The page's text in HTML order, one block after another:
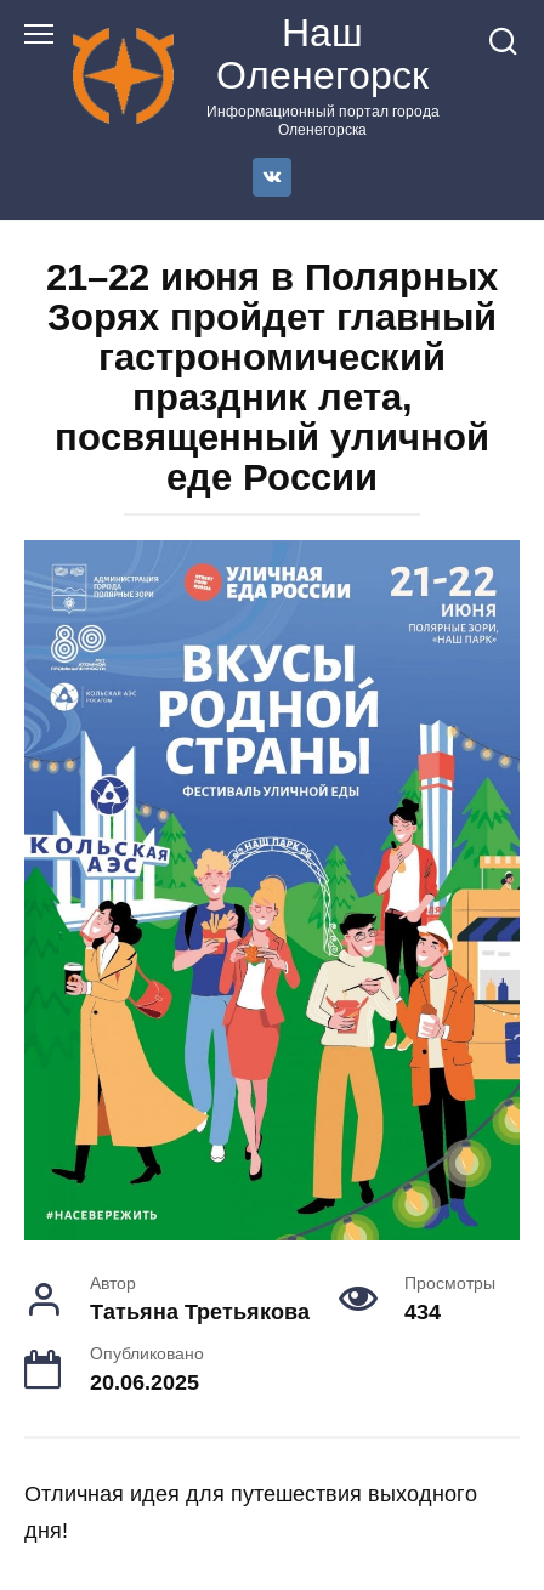
контенту
Наш
Оленегорск
Информационный портал города
Оленегорска
21–22 июня в Полярных
Зорях пройдет главный
гастрономический
праздник лета,
посвященный уличной
еде России
Автор
Татьяна Третьякова
Просмотры
434
Опубликовано
20.06.2025
Отличная идея для путешествия выходного
дня!